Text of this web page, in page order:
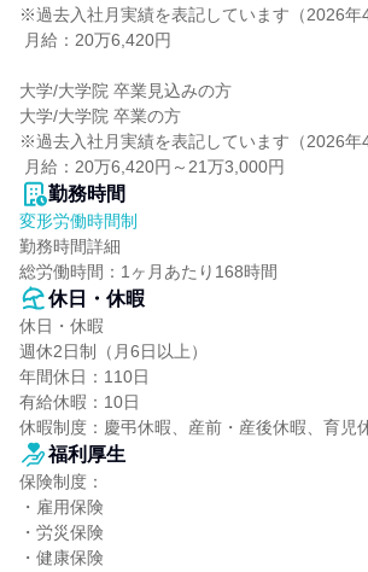
※過去入社月実績を表記しています（2026年4
大学/大学院 卒業見込みの方
大学/大学院 卒業の方
※過去入社月実績を表記しています（2026年4
月給：20万6,420円～21万3,000円
勤務時間
変形労働時間制
勤務時間詳細
総労働時間：1ヶ月あたり168時間
休日・休暇
休日・休暇
週休2日制（月6日以上）
年間休日：110日
有給休暇：10日
休暇制度：慶弔休暇、産前・産後休暇、育児
福利厚生
保険制度：
・雇用保険
・労災保険
・健康保険